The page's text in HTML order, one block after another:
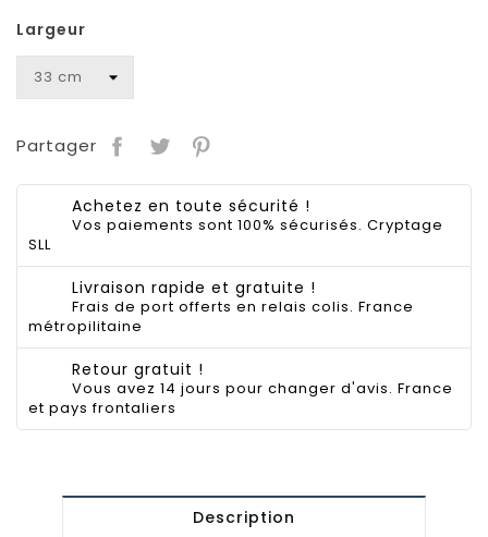
Largeur
Partager
Achetez en toute sécurité !
Vos paiements sont 100% sécurisés. Cryptage
SLL
Livraison rapide et gratuite !
Frais de port offerts en relais colis. France
métropilitaine
Retour gratuit !
Vous avez 14 jours pour changer d'avis. France
et pays frontaliers
Description